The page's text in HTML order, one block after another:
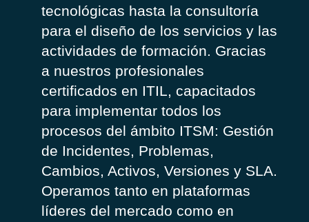
tecnológicas hasta la consultoría
para el diseño de los servicios y las
actividades de formación. Gracias
a nuestros profesionales
certificados en ITIL, capacitados
para implementar todos los
procesos del ámbito ITSM: Gestión
de Incidentes, Problemas,
Cambios, Activos, Versiones y SLA.
Operamos tanto en plataformas
líderes del mercado como en